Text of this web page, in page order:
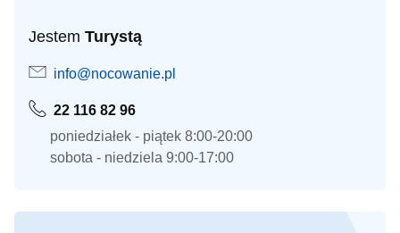
Jestem Turystą
info@nocowanie.pl
22 116 82 96
poniedziałek - piątek 8:00-20:00
sobota - niedziela 9:00-17:00